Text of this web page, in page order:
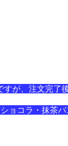
が、注文完了
ョコラ・抹茶